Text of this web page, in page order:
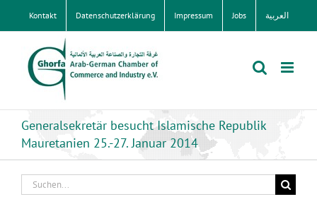
Kontakt Datenschutzerklärung Impressum Jobs العربية
Generalsekretär besucht Islamische Republik
Mauretanien 25.-27. Januar 2014
Suche
nach: